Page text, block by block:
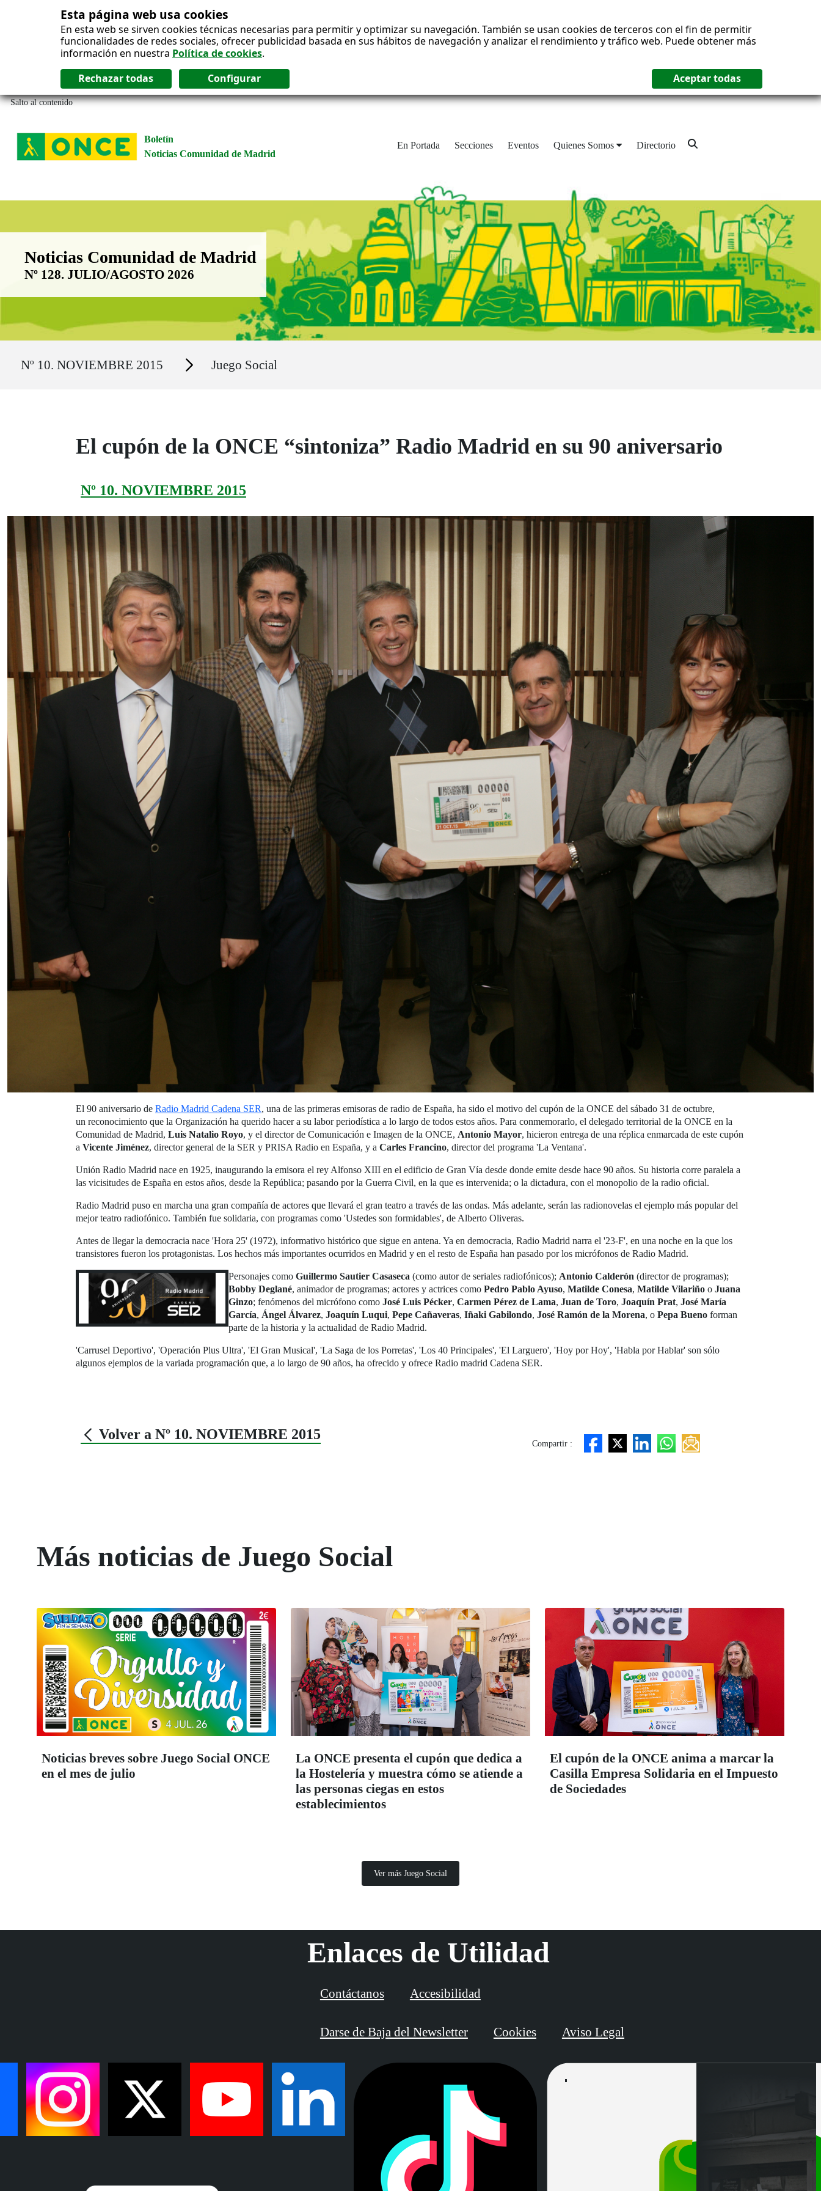
Esta página web usa cookies
En esta web se sirven cookies técnicas necesarias para permitir y optimizar su navegación. También se usan cookies de terceros con el fin de permitir
funcionalidades de redes sociales, ofrecer publicidad basada en sus hábitos de navegación y analizar el rendimiento y tráfico web. Puede obtener más
información en nuestra Política de cookies.
Salto al contenido
Boletín
Noticias Comunidad de Madrid
En Portada Secciones Eventos Quienes Somos Directorio
Boletín Noticias Comunidad de Madrid
Noticias Comunidad de Madrid
Nº 128. JULIO/AGOSTO 2026
Nº 10. NOVIEMBRE 2015 Secciones Juego Social
El cupón de la ONCE “sintoniza” Radio Madrid en su 90 aniversario
Nº 10. NOVIEMBRE 2015
El 90 aniversario de Radio Madrid Cadena SER, una de las primeras emisoras de radio de España, ha sido el motivo del cupón de la ONCE del sábado 31 de octubre,
un reconocimiento que la Organización ha querido hacer a su labor periodística a lo largo de todos estos años. Para conmemorarlo, el delegado territorial de la ONCE en la
Comunidad de Madrid, Luis Natalio Royo, y el director de Comunicación e Imagen de la ONCE, Antonio Mayor, hicieron entrega de una réplica enmarcada de este cupón
a Vicente Jiménez, director general de la SER y PRISA Radio en España, y a Carles Francino, director del programa 'La Ventana'.
Unión Radio Madrid nace en 1925, inaugurando la emisora el rey Alfonso XIII en el edificio de Gran Vía desde donde emite desde hace 90 años. Su historia corre paralela a
las vicisitudes de España en estos años, desde la República; pasando por la Guerra Civil, en la que es intervenida; o la dictadura, con el monopolio de la radio oficial.
Radio Madrid puso en marcha una gran compañía de actores que llevará el gran teatro a través de las ondas. Más adelante, serán las radionovelas el ejemplo más popular del
mejor teatro radiofónico. También fue solidaria, con programas como 'Ustedes son formidables', de Alberto Oliveras.
Antes de llegar la democracia nace 'Hora 25' (1972), informativo histórico que sigue en antena. Ya en democracia, Radio Madrid narra el '23-F', en una noche en la que los
transistores fueron los protagonistas. Los hechos más importantes ocurridos en Madrid y en el resto de España han pasado por los micrófonos de Radio Madrid.
Personajes como Guillermo Sautier Casaseca (como autor de seriales radiofónicos); Antonio Calderón (director de programas);
Bobby Deglané, animador de programas; actores y actrices como Pedro Pablo Ayuso, Matilde Conesa, Matilde Vilariño o Juana
Ginzo; fenómenos del micrófono como José Luis Pécker, Carmen Pérez de Lama, Juan de Toro, Joaquín Prat, José María
García, Ángel Álvarez, Joaquín Luqui, Pepe Cañaveras, Iñaki Gabilondo, José Ramón de la Morena, o Pepa Bueno forman
parte de la historia y la actualidad de Radio Madrid.
'Carrusel Deportivo', 'Operación Plus Ultra', 'El Gran Musical', 'La Saga de los Porretas', 'Los 40 Principales', 'El Larguero', 'Hoy por Hoy', 'Habla por Hablar' son sólo
algunos ejemplos de la variada programación que, a lo largo de 90 años, ha ofrecido y ofrece Radio madrid Cadena SER.
Volver a Nº 10. NOVIEMBRE 2015
Compartir :
Más noticias de Juego Social
Noticias breves sobre Juego Social ONCE
en el mes de julio
La ONCE presenta el cupón que dedica a
la Hostelería y muestra cómo se atiende a
las personas ciegas en estos
establecimientos
El cupón de la ONCE anima a marcar la
Casilla Empresa Solidaria en el Impuesto
de Sociedades
Ver más Juego Social
Enlaces de Utilidad
Contáctanos Accesibilidad
Darse de Baja del Newsletter Cookies Aviso Legal